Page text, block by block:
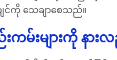
င်ကို သေချာစေသည်။
မ်းများကို နားလ